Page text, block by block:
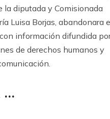
la diputada y Comisionada
Luisa Borjas, abandonara
información difundida
de derechos humanos y